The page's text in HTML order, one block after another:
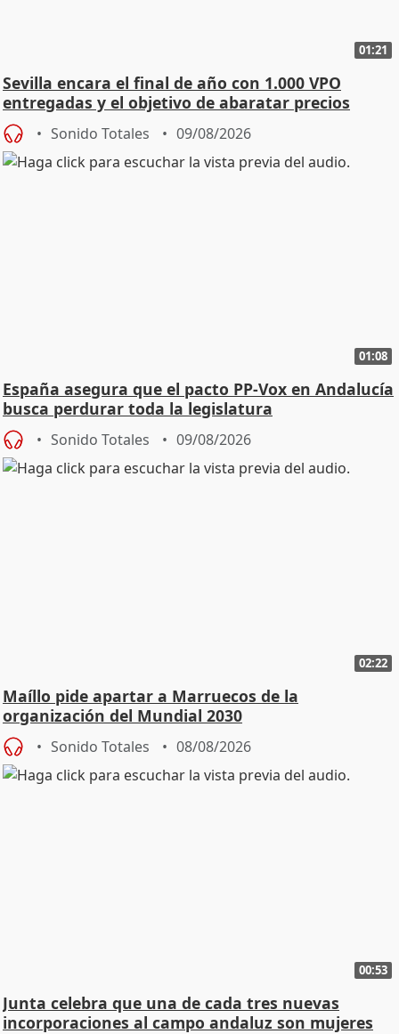
01:21
Sevilla encara el final de año con 1.000 VPO
entregadas y el objetivo de abaratar precios
Sonido Totales 09/08/2026
01:08
España asegura que el pacto PP-Vox en Andalucía
busca perdurar toda la legislatura
Sonido Totales 09/08/2026
02:22
Maíllo pide apartar a Marruecos de la
organización del Mundial 2030
Sonido Totales 08/08/2026
00:53
Junta celebra que una de cada tres nuevas
incorporaciones al campo andaluz son mujeres